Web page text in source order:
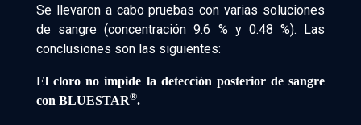
Se llevaron a cabo pruebas con varias soluciones
de sangre (concentración 9.6 % y 0.48 %). Las
conclusiones son las siguientes:
El cloro no impide la detección posterior de sangre
con BLUESTAR®.